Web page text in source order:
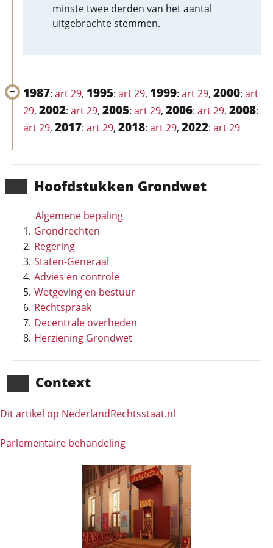
Hoofd­stukken Grondwet
Algemene bepaling
Grondrechten
Regering
Staten-Generaal
Advies en controle
Wetgeving en bestuur
Rechtspraak
Decentrale overheden
Herziening Grondwet
Context
Dit artikel op NederlandRechts­staat.nl
Parlementaire behandeling
minste twee derden van het aantal
uitgebrachte stemmen.
1987: art 29, 1995: art 29, 1999: art 29, 2000: art
29, 2002: art 29, 2005: art 29, 2006: art 29, 2008:
art 29, 2017: art 29, 2018: art 29, 2022: art 29